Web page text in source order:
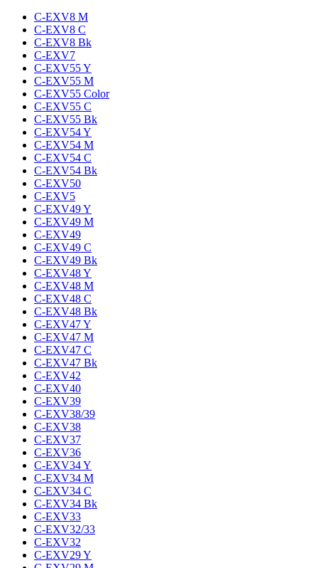
C-EXV8 M
C-EXV8 C
C-EXV8 Bk
C-EXV7
C-EXV55 Y
C-EXV55 M
C-EXV55 Color
C-EXV55 C
C-EXV55 Bk
C-EXV54 Y
C-EXV54 M
C-EXV54 C
C-EXV54 Bk
C-EXV50
C-EXV5
C-EXV49 Y
C-EXV49 M
C-EXV49
C-EXV49 C
C-EXV49 Bk
C-EXV48 Y
C-EXV48 M
C-EXV48 C
C-EXV48 Bk
C-EXV47 Y
C-EXV47 M
C-EXV47 C
C-EXV47 Bk
C-EXV42
C-EXV40
C-EXV39
C-EXV38/39
C-EXV38
C-EXV37
C-EXV36
C-EXV34 Y
C-EXV34 M
C-EXV34 C
C-EXV34 Bk
C-EXV33
C-EXV32/33
C-EXV32
C-EXV29 Y